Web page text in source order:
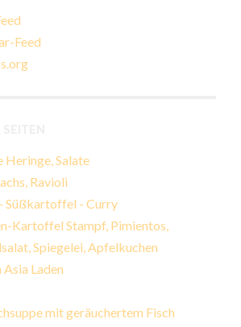
Feed
Salate
Ravioli
Süßkartoffel - Curry
Kartoffel Stampf, Pimientos,
Spiegelei, Apfelkuchen
Laden
mit geräuchertem Fisch